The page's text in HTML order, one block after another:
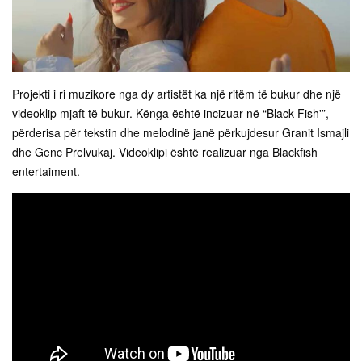
Projekti i ri muzikore nga dy artistët ka një ritëm të bukur dhe një
videoklip mjaft të bukur. Kënga është incizuar në “Black Fish'”,
përderisa për tekstin dhe melodinë janë përkujdesur Granit Ismajli
dhe Genc Prelvukaj. Videoklipi është realizuar nga Blackfish
entertaiment.